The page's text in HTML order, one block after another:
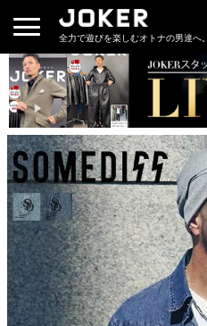
全力で遊びを楽しむオトナの男達へ。